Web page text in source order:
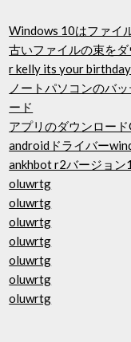
Windows 10はファイ
古いファイルの束を
r kelly its your
ノートパソコンのバ
ード
アプリのダウンロー
androidドライバー
ankhbot r2バージョン
oluwrtg
oluwrtg
oluwrtg
oluwrtg
oluwrtg
oluwrtg
oluwrtg